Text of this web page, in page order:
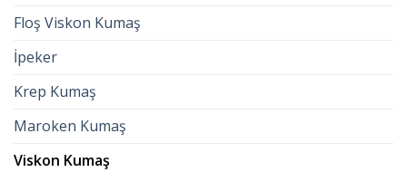
Floş Viskon Kumaş
İpeker
Krep Kumaş
Maroken Kumaş
Viskon Kumaş